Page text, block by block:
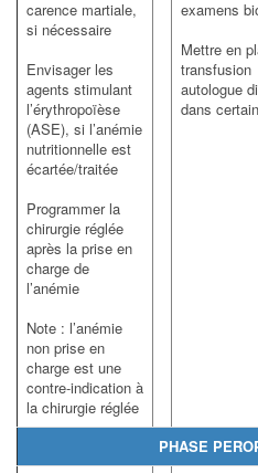
carence martiale,
si nécessaire
Envisager les
agents stimulant
l’érythropoïèse
(ASE), si l’anémie
nutritionnelle est
écartée/traitée
Programmer la
chirurgie réglée
après la prise en
charge de
l’anémie
Note : l’anémie
non prise en
charge est une
contre-indication à
la chirurgie réglée
examens
Mettre en
transfusion
autologue
dans
PHASE